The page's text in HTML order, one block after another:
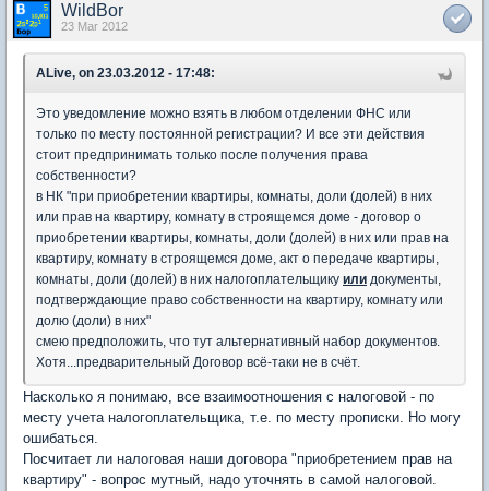
WildBor
23 Mar 2012
ALive, on 23.03.2012 - 17:48:
Это уведомление можно взять в любом отделении ФНС или
только по месту постоянной регистрации? И все эти действия
стоит предпринимать только после получения права
собственности?
в НК "при приобретении квартиры, комнаты, доли (долей) в них
или прав на квартиру, комнату в строящемся доме - договор о
приобретении квартиры, комнаты, доли (долей) в них или прав на
квартиру, комнату в строящемся доме, акт о передаче квартиры,
комнаты, доли (долей) в них налогоплательщику или документы,
подтверждающие право собственности на квартиру, комнату или
долю (доли) в них"
смею предположить, что тут альтернативный набор документов.
Хотя...предварительный Договор всё-таки не в счёт.
Насколько я понимаю, все взаимоотношения с налоговой - по
месту учета налогоплательщика, т.е. по месту прописки. Но могу
ошибаться.
Посчитает ли налоговая наши договора "приобретением прав на
квартиру" - вопрос мутный, надо уточнять в самой налоговой.